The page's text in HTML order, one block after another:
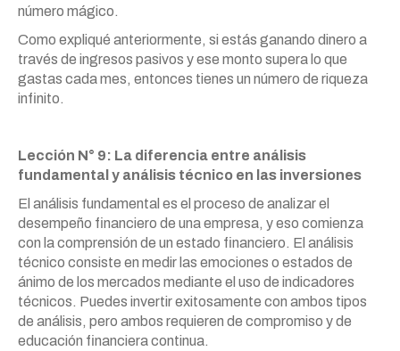
número mágico.
Como expliqué anteriormente, si estás ganando dinero a
través de ingresos pasivos y ese monto supera lo que
gastas cada mes, entonces tienes un número de riqueza
infinito.
Lección N° 9: La diferencia entre análisis
fundamental y análisis técnico en las inversiones
El análisis fundamental es el proceso de analizar el
desempeño financiero de una empresa, y eso comienza
con la comprensión de un estado financiero. El análisis
técnico consiste en medir las emociones o estados de
ánimo de los mercados mediante el uso de indicadores
técnicos. Puedes invertir exitosamente con ambos tipos
de análisis, pero ambos requieren de compromiso y de
educación financiera continua.